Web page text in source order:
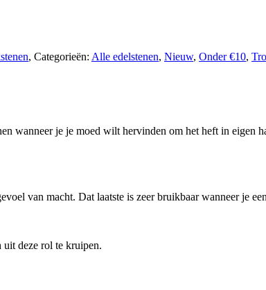
, Categorieën: Alle edelstenen, Nieuw, Onder €10,
wanneer je je moed wilt hervinden om het heft in eigen
van macht. Dat laatste is zeer bruikbaar wanneer je
uit deze rol te kruipen.